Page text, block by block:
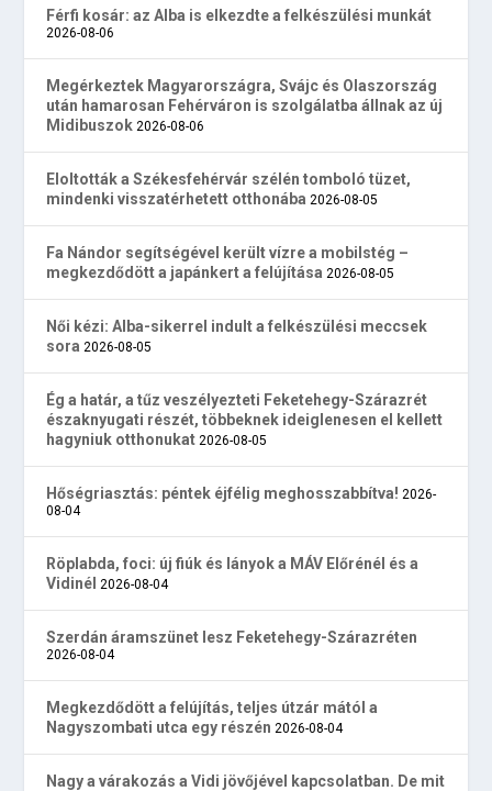
Férfi kosár: az Alba is elkezdte a felkészülési munkát
2026-08-06
Megérkeztek Magyarországra, Svájc és Olaszország
után hamarosan Fehérváron is szolgálatba állnak az új
Midibuszok 2026-08-06
Eloltották a Székesfehérvár szélén tomboló tüzet,
mindenki visszatérhetett otthonába 2026-08-05
Fa Nándor segítségével került vízre a mobilstég –
megkezdődött a japánkert a felújítása 2026-08-05
Női kézi: Alba-sikerrel indult a felkészülési meccsek
sora 2026-08-05
Ég a határ, a tűz veszélyezteti Feketehegy-Szárazrét
északnyugati részét, többeknek ideiglenesen el kellett
hagyniuk otthonukat 2026-08-05
Hőségriasztás: péntek éjfélig meghosszabbítva! 2026-
08-04
Röplabda, foci: új fiúk és lányok a MÁV Előrénél és a
Vidinél 2026-08-04
Szerdán áramszünet lesz Feketehegy-Szárazréten
2026-08-04
Megkezdődött a felújítás, teljes útzár mától a
Nagyszombati utca egy részén 2026-08-04
Nagy a várakozás a Vidi jövőjével kapcsolatban. De mit